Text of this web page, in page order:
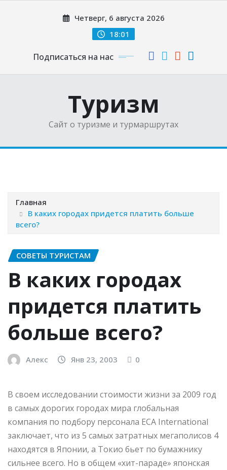
Четверг, 6 августа 2026
18:01
Подписаться на нас
Туризм
Сайт о туризме и турмаршрутах
Главная
В каких городах придется платить больше
всего?
СОВЕТЫ ТУРИСТАМ
В каких городах
придется платить
больше всего?
Алекс Янв 23, 2003 0
В своем исследовании стоимости жизни за 2009 год
в самых дорогих городах мира глобальная
компания по подбору персонала ECA International
заключает, что из 5 самых затратных мегаполисов 4
находятся в Японии, а Токио бьет по бумажнику
сильнее всего. Но в общем «хит-параде» японская